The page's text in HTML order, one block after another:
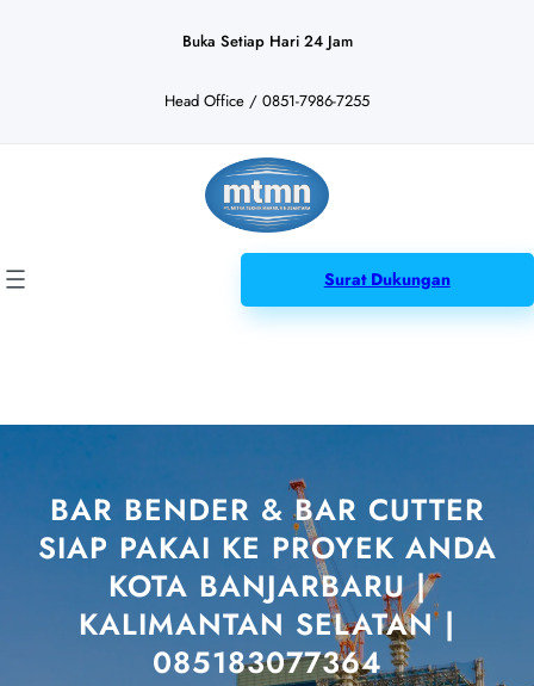
Buka Setiap Hari 24 Jam
Head Office / 0851-7986-7255
Surat Dukungan
BAR BENDER & BAR CUTTER
SIAP PAKAI KE PROYEK ANDA
KOTA BANJARBARU |
KALIMANTAN SELATAN |
085183077364